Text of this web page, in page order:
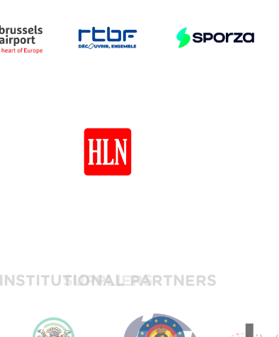
SUPPLIERS
INSTITUTIONAL PARTNERS